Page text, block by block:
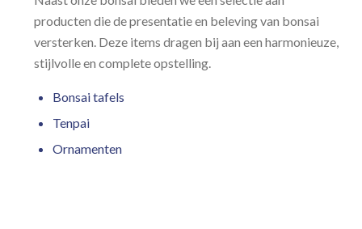
producten die de presentatie en beleving van bonsai
versterken. Deze items dragen bij aan een harmonieuze,
stijlvolle en complete opstelling.
Bonsai tafels
Tenpai
Ornamenten